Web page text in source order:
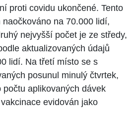
proti covidu ukončené. Tento
na 70.000 lidí,
nejvyšší počet je ze středy,
aktualizovaných údajů
lidí. Na třetí místo se s
posunul minulý čtvrtek,
počtu aplikovaných dávek
evidován jako